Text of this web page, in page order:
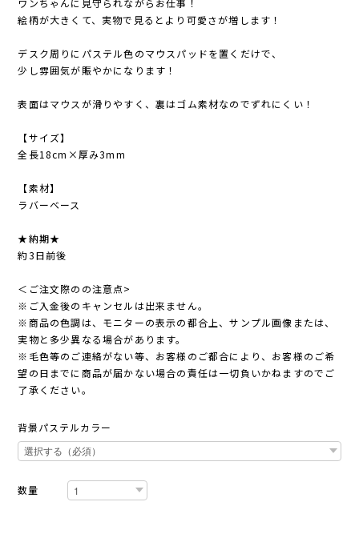
ワンちゃんに見守られながらお仕事！
絵柄が大きくて、実物で見るとより可愛さが増します！
デスク周りにパステル色のマウスパッドを置くだけで、
少し雰囲気が賑やかになります！
表面はマウスが滑りやすく、裏はゴム素材なのでずれにくい！
【サイズ】
全長18cm×厚み3mm
【素材】
ラバーベース
★納期★
約3日前後
＜ご注文際のの注意点>
※ご入金後のキャンセルは出来ません。
※商品の色調は、モニターの表示の都合上、サンプル画像または、
実物と多少異なる場合があります。
※毛色等のご連絡がない等、お客様のご都合により、お客様のご希
望の日までに商品が届かない場合の責任は一切負いかねますのでご
了承ください。
背景パステルカラー
数量